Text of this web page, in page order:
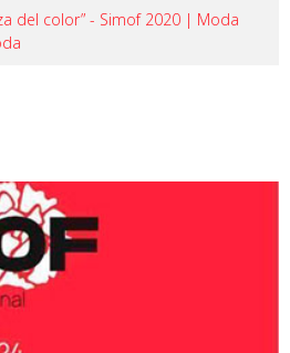
del color” - Simof 2020 | Moda